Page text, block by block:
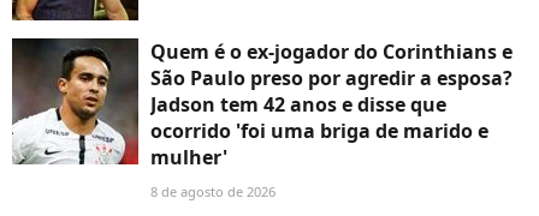
Quem é o ex-jogador do Corinthians e
São Paulo preso por agredir a esposa?
Jadson tem 42 anos e disse que
ocorrido 'foi uma briga de marido e
mulher'
8 de agosto de 2026